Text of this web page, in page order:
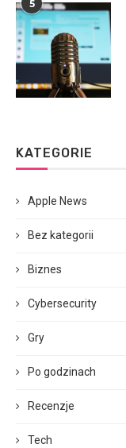
5
KATEGORIE
Apple News
Bez kategorii
Biznes
Cybersecurity
Gry
Po godzinach
Recenzje
Tech